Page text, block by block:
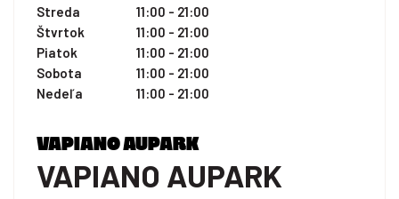
Streda
11:00 - 21:00
Štvrtok
11:00 - 21:00
Piatok
11:00 - 21:00
Sobota
11:00 - 21:00
Nedeľa
11:00 - 21:00
VAPIANO AUPARK
VAPIANO AUPARK